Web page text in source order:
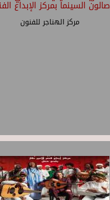
صالون السينما بمركز الإبداع
مركز الهناجر للفنون